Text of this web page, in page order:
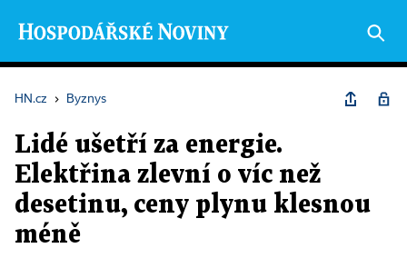
HN.cz › Byznys
Lidé ušetří za energie.
Elektřina zlevní o víc než
desetinu, ceny plynu klesnou
méně